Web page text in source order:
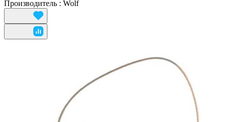
Производитель : Wolf